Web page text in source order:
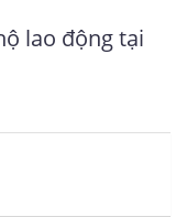
lao động tại